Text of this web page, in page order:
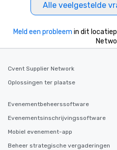
Alle veelgestelde
Meld een probleem in dit
Cvent Supplier Network
Oplossingen ter plaatse
Evenementbeheerssoftware
Evenementsinschrijvingssoftware
Mobiel evenement-app
Beheer strategische vergaderingen